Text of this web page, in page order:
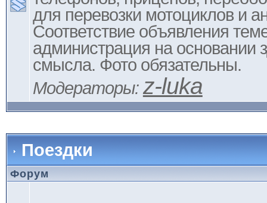
для перевозки мотоциклов и
Соответствие объявления
администрация на основании
смысла. Фото обязательны.
Модераторы: z-luka
Поездки
Форум